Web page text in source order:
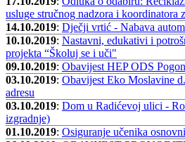
usluge stručnog nadzora i koordinatora
14.10.2019: Dječji vrtić - Nabava
10.10.2019: Nastavni, edukativi i
projekta “Školuj se i uči"
09.10.2019: Obavijest HEP ODS
03.10.2019: Obavijest Eko Moslavine
adresu
03.10.2019: Dom u Radićevoj ulici -
izgradnje)
01.10.2019: Osiguranje učenika